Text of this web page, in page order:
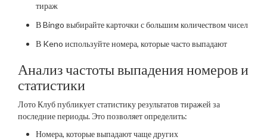
тираж
В Bingo выбирайте карточки с большим количеством чисел
В Keno используйте номера, которые часто выпадают
Анализ частоты выпадения номеров и
статистики
Лото Клуб публикует статистику результатов тиражей за
последние периоды. Это позволяет определить:
Номера, которые выпадают чаще других